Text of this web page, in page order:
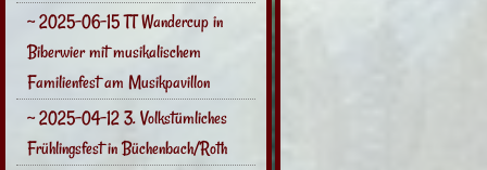
~ 2025-06-15 TT Wandercup in
Biberwier mit musikalischem
Familienfest am Musikpavillon
~ 2025-04-12 3. Volkstümliches
Frühlingsfest in Büchenbach/Roth